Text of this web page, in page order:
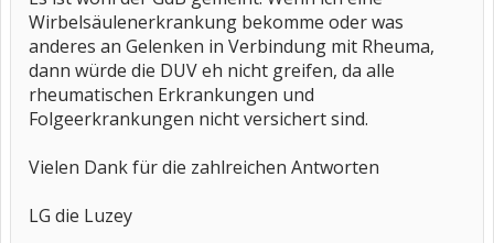
Wirbelsäulenerkrankung bekomme oder was
anderes an Gelenken in Verbindung mit Rheuma,
dann würde die DUV eh nicht greifen, da alle
rheumatischen Erkrankungen und
Folgeerkrankungen nicht versichert sind.
Vielen Dank für die zahlreichen Antworten
LG die Luzey